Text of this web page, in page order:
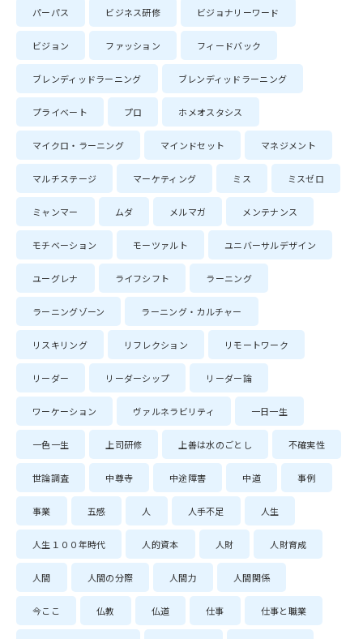
パーパス ビジネス研修 ビジョナリーワード
ビジョン ファッション フィードバック
ブレンディッドラーニング ブレンディッドラーニング
プライベート プロ ホメオスタシス
マイクロ・ラーニング マインドセット マネジメント
マルチステージ マーケティング ミス ミスゼロ
ミャンマー ムダ メルマガ メンテナンス
モチベーション モーツァルト ユニバーサルデザイン
ユーグレナ ライフシフト ラーニング
ラーニングゾーン ラーニング・カルチャー
リスキリング リフレクション リモートワーク
リーダー リーダーシップ リーダー論
ワーケーション ヴァルネラビリティ 一日一生
一色一生 上司研修 上善は水のごとし 不確実性
世論調査 中尊寺 中途障害 中道 事例
事業 五感 人 人手不足 人生
人生１００年時代 人的資本 人財 人財育成
人間 人間の分際 人間力 人間関係
今ここ 仏教 仏道 仕事 仕事と職業